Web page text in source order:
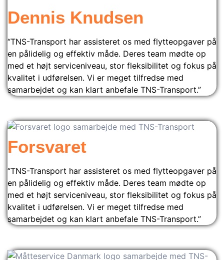
Dennis Knudsen
“TNS-Transport har assisteret os med flytteopgaver på
en pålidelig og effektiv måde. Deres team mødte op
med et højt serviceniveau, stor fleksibilitet og fokus på
kvalitet i udførelsen. Vi er meget tilfredse med
samarbejdet og kan klart anbefale TNS-Transport.”
Forsvaret
“TNS-Transport har assisteret os med flytteopgaver på
en pålidelig og effektiv måde. Deres team mødte op
med et højt serviceniveau, stor fleksibilitet og fokus på
kvalitet i udførelsen. Vi er meget tilfredse med
samarbejdet og kan klart anbefale TNS-Transport.”